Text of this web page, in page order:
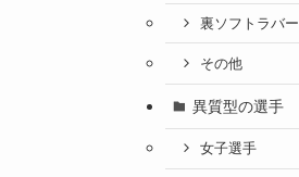
裏ソフトラバー
その他
異質型の選手
女子選手